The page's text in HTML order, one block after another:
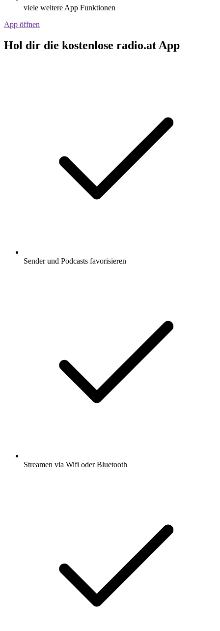
viele weitere App Funktionen
App öffnen
Hol dir die kostenlose radio.at App
Sender und Podcasts favorisieren
Streamen via Wifi oder Bluetooth